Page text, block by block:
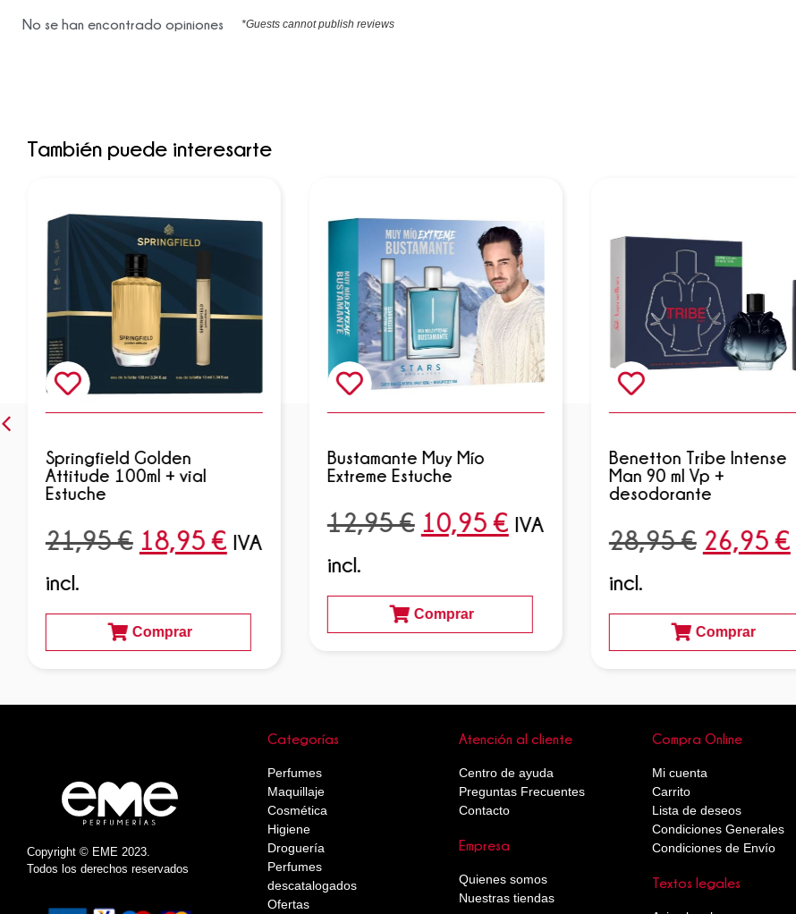
No se han encontrado opiniones *Guests cannot publish reviews
También puede interesarte
Springfield Golden
Attitude 100ml + vial
Estuche
21,95€ 18,95 € IVA
incl.
Comprar
Bustamante Muy Mío
Extreme Estuche
12,95€ 10,95 € IVA
incl.
Comprar
Benetton Tribe Intense
Man 90 ml Vp +
desodorante
28,95€ 26,95 €
incl.
Comprar
Copyright © EME 2023.
Todos los derechos reservados
Categorías
Perfumes
Maquillaje
Cosmética
Higiene
Droguería
Perfumes
descatalogados
Ofertas
Atención al cliente
Centro de ayuda
Preguntas Frecuentes
Contacto
Empresa
Quienes somos
Nuestras tiendas
Compra Online
Mi cuenta
Carrito
Lista de deseos
Condiciones Generales
Condiciones de Envío
Textos legales